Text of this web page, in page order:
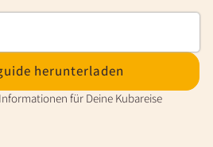
herunterladen
für Deine Kubareise